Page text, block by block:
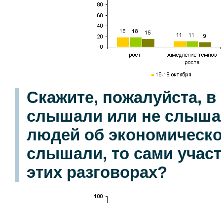
Скажите, пожалуйста,
слышали или не
людей об
слышали, то сами
этих разговорах?